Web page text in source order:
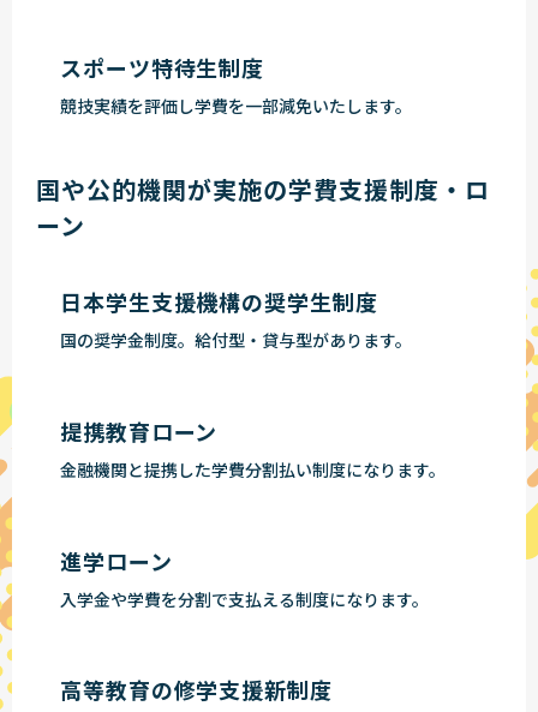
スポーツ特待生制度
競技実績を評価し学費を一部減免いたします。
国や公的機関が実施の学費支援制度・ロ
ーン
日本学生支援機構の奨学生制度
国の奨学金制度。給付型・貸与型があります。
提携教育ローン
金融機関と提携した学費分割払い制度になります。
進学ローン
入学金や学費を分割で支払える制度になります。
高等教育の修学支援新制度